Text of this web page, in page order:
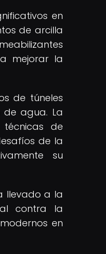
en
de arcilla
mejorar la
de túneles
de agua. La
técnicas de
de la
su
llevado a la
contra la
en